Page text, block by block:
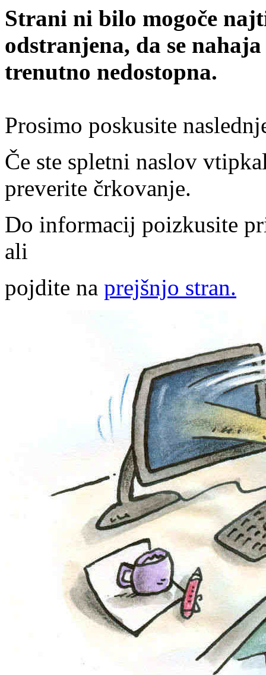
Strani ni bilo mogoče
odstranjena, da se
trenutno nedostopna.
Prosimo poskusite
Če ste spletni naslov
preverite črkovanje.
Do informacij poizkusite
ali
pojdite na prejšnjo stran.